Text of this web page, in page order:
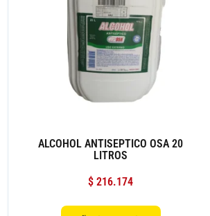
ALCOHOL ANTISEPTICO OSA 20
LITROS
$ 216.174